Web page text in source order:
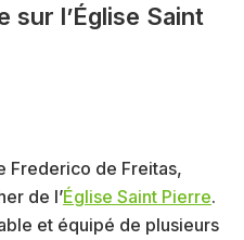
sur l’Église Saint
Frederico de Freitas,
de l’Église Saint Pierre.
et équipé de plusieurs